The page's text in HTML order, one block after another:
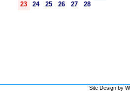
23
24 25 26 27 28
Site Design by